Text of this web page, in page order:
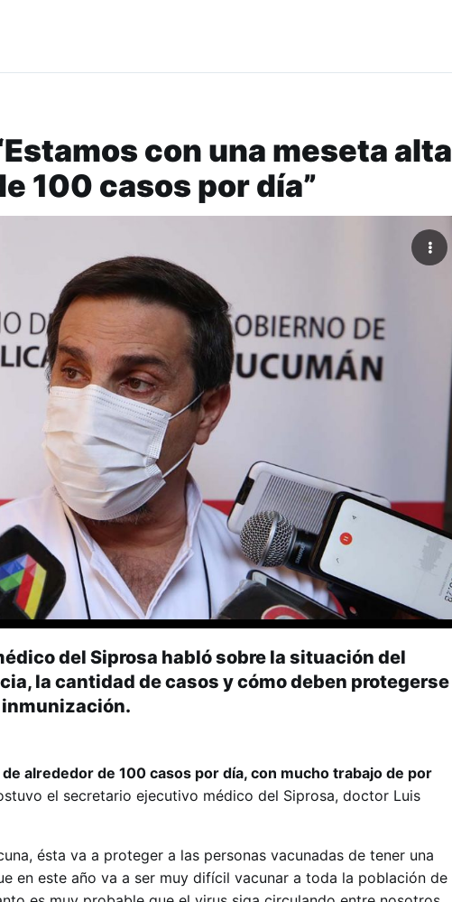
con una meseta alta
100 casos por día”
del Siprosa habló sobre la situación del
la cantidad de casos y cómo deben protegerse
alrededor de 100 casos por día, con mucho trabajo de por
el secretario ejecutivo médico del Siprosa, doctor Luis
ésta va a proteger a las personas vacunadas de tener una
en este año va a ser muy difícil vacunar a toda la población de